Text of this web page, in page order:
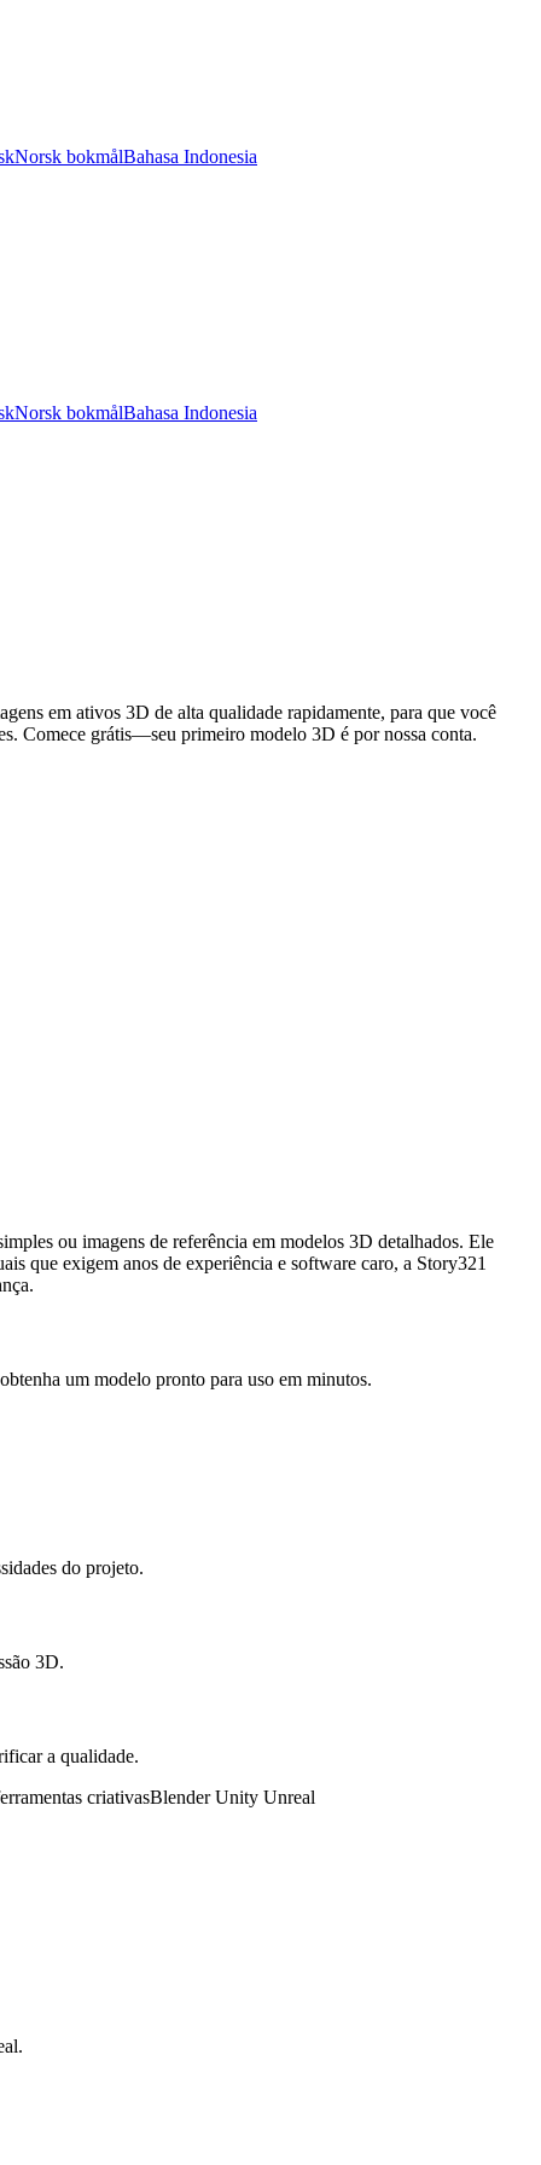
Norsk bokmålBahasa Indonesia
Norsk bokmålBahasa Indonesia
em ativos 3D de alta qualidade rapidamente, para que você
Comece grátis—seu primeiro modelo 3D é por nossa conta.
ou imagens de referência em modelos 3D detalhados. Ele
que exigem anos de experiência e software caro, a Story321
um modelo pronto para uso em minutos.
do projeto.
3D.
a qualidade.
criativasBlender Unity Unreal